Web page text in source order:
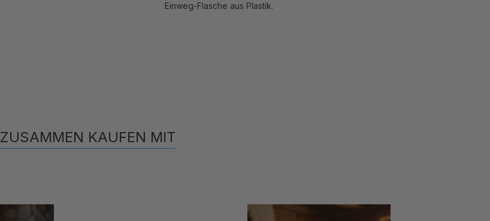
Einweg-Flasche aus Plastik.
ZUSAMMEN KAUFEN MIT